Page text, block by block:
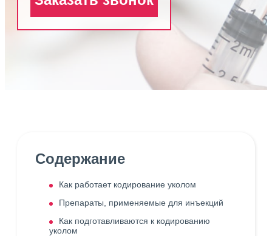
Содержание
Как работает кодирование уколом
Препараты, применяемые для инъекций
Как подготавливаются к кодированию
уколом